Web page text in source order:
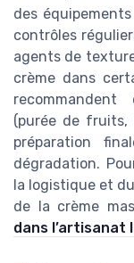
des
contrôles
agents de
crème dans
(purée de fruits,
préparation
dégradation.
la logistique et
de la crème
dans l’artisanat